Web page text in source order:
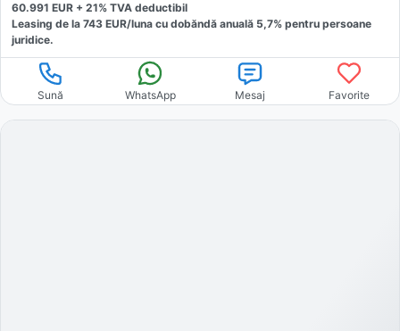
60.991 EUR + 21% TVA deductibil
Leasing de la 743 EUR/luna cu dobăndă anuală 5,7% pentru persoane
juridice.
Sună WhatsApp Mesaj Favorite